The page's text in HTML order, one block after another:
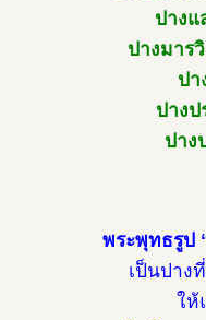
ปางแ
ปางมาร
ปา
ปาง
ปาง
พระพุทธรูป
เป็นปาง
ให้